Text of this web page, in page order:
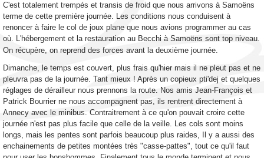
C'est totalement trempés et transis de froid que nous arrivons à Samoëns
terme de cette première journée. Les conditions nous conduisent à
renoncer à faire le col de joux plane que nous avions programmer au cas
où. L'hébergement et la restauration au Becchi à Samoëns sont top niveau.
On récupère, on reprend des forces avant la deuxième journée.
Dimanche, le temps est couvert, plus frais qu'hier mais il ne pleut pas et ne
pleuvra pas de la journée. Tant mieux ! Après un copieux pti'dej et quelques
réglages de dérailleur nous prennons la route. Nos amis Jean-François et
Patrick Bourrier ne nous accompagnent pas, ils rentrent directement à
Annecy avec le minibus. Contraitrement à ce qu'on pouvait croire cette
journée n'est pas plus facile que celle de la veille. Les cols sont moins
longs, mais les pentes sont parfois beaucoup plus raides, Il y a aussi des
enchainements de petites montées très "casse-pattes", tout ce qu'il faut